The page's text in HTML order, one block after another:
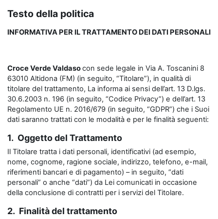
Testo della politica
INFORMATIVA PER IL TRATTAMENTO DEI DATI PERSONALI
Croce Verde Valdasocon sede legale in Via A. Toscanini 8
63010 Altidona (FM) (in seguito, “Titolare”), in qualità di
titolare del trattamento, La informa ai sensi dell’art. 13 D.lgs.
30.6.2003 n. 196 (in seguito, “Codice Privacy”) e dell’art. 13
Regolamento UE n. 2016/679 (in seguito, “GDPR”) che i Suoi
dati saranno trattati con le modalità e per le finalità seguenti:
1. Oggetto del Trattamento
Il Titolare tratta i dati personali, identificativi (ad esempio,
nome, cognome, ragione sociale, indirizzo, telefono, e-mail,
riferimenti bancari e di pagamento) – in seguito, “dati
personali” o anche “dati”) da Lei comunicati in occasione
della conclusione di contratti per i servizi del Titolare.
2. Finalità del trattamento